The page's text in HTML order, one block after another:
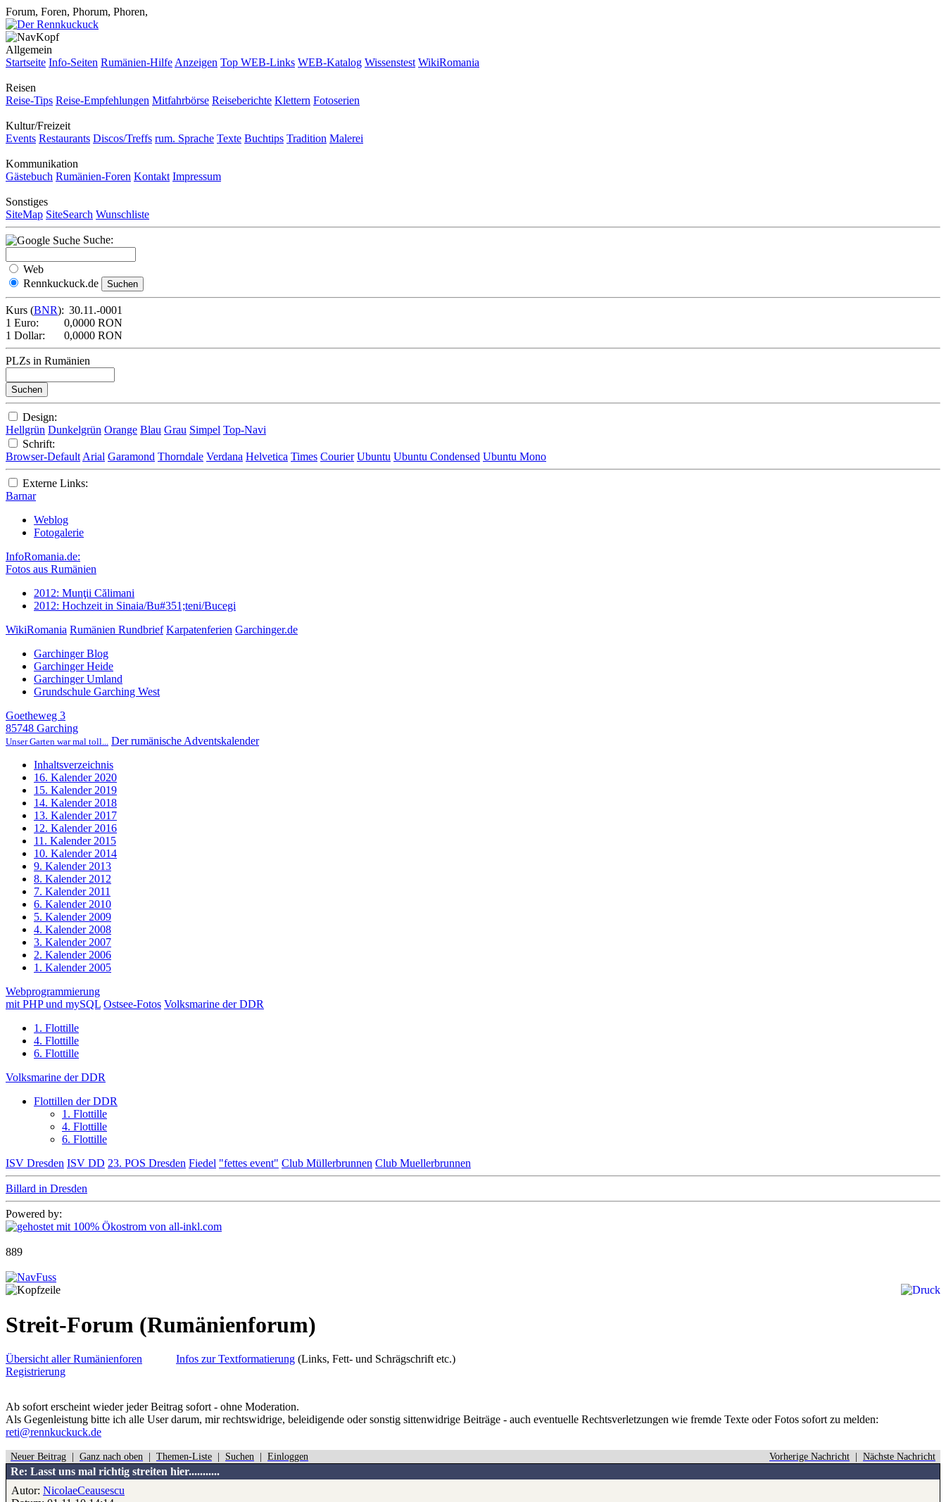
Forum, Foren, Phorum, Phoren,
Allgemein
Startseite Info-Seiten Rumänien-Hilfe Anzeigen Top WEB-Links WEB-Katalog Wissenstest WikiRomania
Reisen
Reise-Tips Reise-Empfehlungen Mitfahrbörse Reiseberichte Klettern Fotoserien
Kultur/Freizeit
Events Restaurants Discos/Treffs rum. Sprache Texte Buchtips Tradition Malerei
Kommunikation
Gästebuch Rumänien-Foren Kontakt Impressum
Sonstiges
SiteMap SiteSearch Wunschliste
Suche:
Web
Rennkuckuck.de
Kurs (BNR): 30.11.-0001
1 Euro:
0,0000 RON
1 Dollar:
0,0000 RON
PLZs in Rumänien
Design:
Hellgrün Dunkelgrün Orange Blau Grau Simpel Top-Navi
Schrift:
Browser-Default Arial Garamond Thorndale Verdana Helvetica Times Courier Ubuntu Ubuntu Condensed Ubuntu Mono
Externe Links:
Barnar
Weblog
Fotogalerie
InfoRomania.de:
Fotos aus Rumänien
2012: Munţii Călimani
2012: Hochzeit in Sinaia/Bu#351;teni/Bucegi
WikiRomania Rumänien Rundbrief Karpatenferien Garchinger.de
Garchinger Blog
Garchinger Heide
Garchinger Umland
Grundschule Garching West
Goetheweg 3
85748 Garching
Unser Garten war mal toll... Der rumänische Adventskalender
Inhaltsverzeichnis
16. Kalender 2020
15. Kalender 2019
14. Kalender 2018
13. Kalender 2017
12. Kalender 2016
11. Kalender 2015
10. Kalender 2014
9. Kalender 2013
8. Kalender 2012
7. Kalender 2011
6. Kalender 2010
5. Kalender 2009
4. Kalender 2008
3. Kalender 2007
2. Kalender 2006
1. Kalender 2005
Webprogrammierung
mit PHP und mySQL Ostsee-Fotos Volksmarine der DDR
1. Flottille
4. Flottille
6. Flottille
Volksmarine der DDR
Flottillen der DDR
1. Flottille
4. Flottille
6. Flottille
ISV Dresden ISV DD 23. POS Dresden Fiedel "fettes event" Club Müllerbrunnen Club Muellerbrunnen
Billard in Dresden
Powered by:
889
Streit-Forum (Rumänienforum)
Übersicht aller Rumänienforen
Registrierung
Infos zur Textformatierung (Links, Fett- und Schrägschrift etc.)
Ab sofort erscheint wieder jeder Beitrag sofort - ohne Moderation.
Als Gegenleistung bitte ich alle User darum, mir rechtswidrige, beleidigende oder sonstig sittenwidrige Beiträge - auch eventuelle Rechtsverletzungen wie fremde Texte oder Fotos sofort zu melden:
reti@rennkuckuck.de
Neuer Beitrag Ganz nach oben Themen-Liste Suchen Einloggen Vorherige Nachricht Nächste Nachricht
Re: Lasst uns mal richtig streiten hier...........
Autor: NicolaeCeausescu